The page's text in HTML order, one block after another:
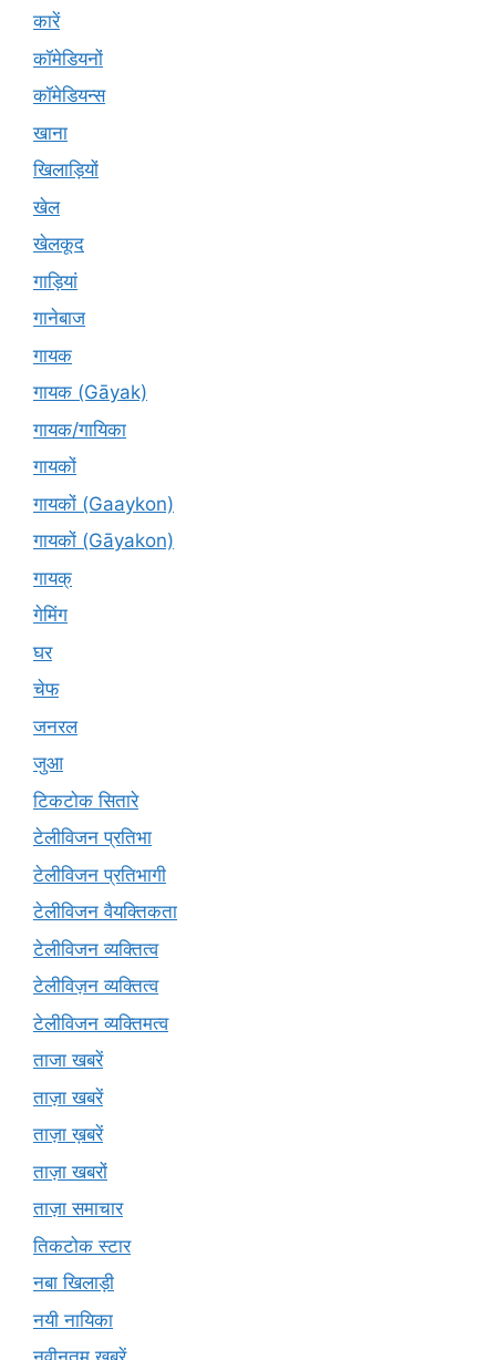
कारें
कॉमेडियनों
कॉमेडियन्स
खाना
खिलाड़ियों
खेल
खेलकूद
गाड़ियां
गानेबाज
गायक
गायक (Gāyak)
गायक/गायिका
गायकों
गायकों (Gaaykon)
गायकों (Gāyakon)
गायक्
गेमिंग
घर
चेफ
जनरल
जुआ
टिकटोक सितारे
टेलीविजन प्रतिभा
टेलीविजन प्रतिभागी
टेलीविजन वैयक्तिकता
टेलीविजन व्यक्तित्व
टेलीविज़न व्यक्तित्व
टेलीविजन व्यक्तिमत्व
ताजा खबरें
ताज़ा खबरें
ताज़ा ख़बरें
ताज़ा खबरों
ताज़ा समाचार
तिकटोक स्टार
नबा खिलाड़ी
नयी नायिका